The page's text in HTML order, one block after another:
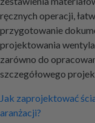
ręcznych operacji,
przygotowanie
projektowania
zarówno do
szczegółowego
Nawigacja
Jak zaprojektować
aranżacji?